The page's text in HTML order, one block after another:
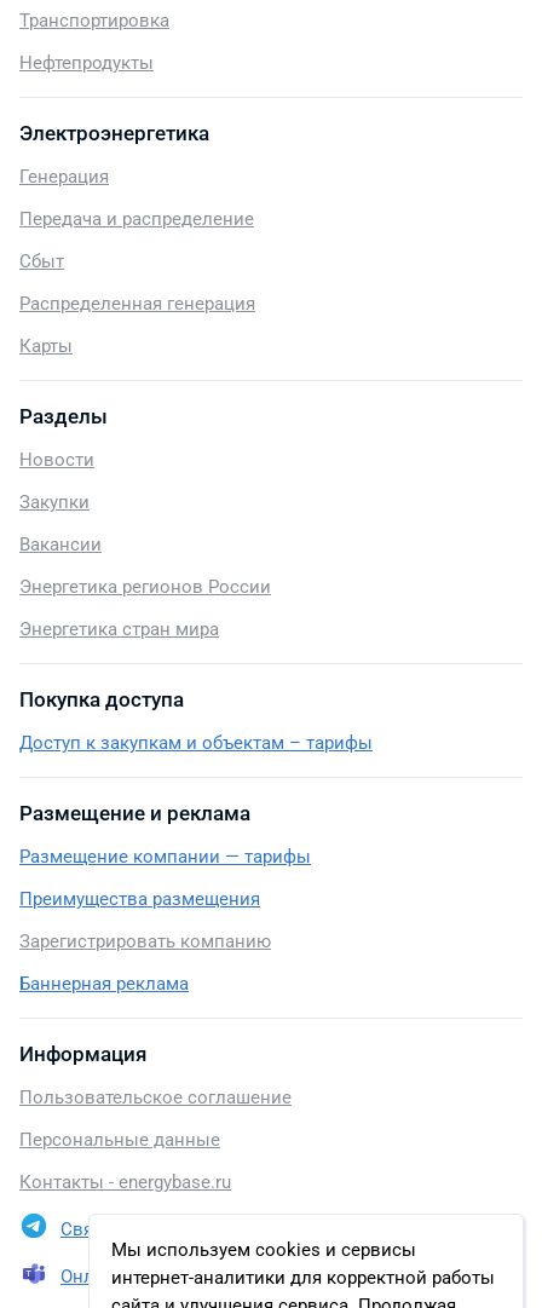
Мы используем cookies и сервисы
интернет-аналитики для корректной работы
Транспортировка
Нефтепродукты
Электроэнергетика
Генерация
Передача и распределение
Сбыт
Распределенная генерация
Карты
Разделы
Новости
Закупки
Вакансии
Энергетика регионов России
Энергетика стран мира
Покупка доступа
Доступ к закупкам и объектам – тарифы
Размещение и реклама
Размещение компании — тарифы
Преимущества размещения
Зарегистрировать компанию
Баннерная реклама
Информация
Пользовательское соглашение
Персональные данные
Контакты - energybase.ru
Связаться в Telegram
Онлайн презентация